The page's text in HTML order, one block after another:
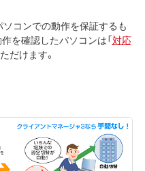
コンでの動作を保証するも
を確認したパソコンは「対応
だけます。